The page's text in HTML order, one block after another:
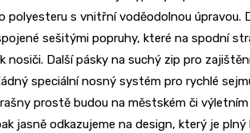
polyesteru s vnitřní voděodolnou úpravou.
sešitými popruhy, které na spodní
Další pásky na suchý zip pro
speciální nosný systém pro rychlé
prostě budou na městském či
jasně odkazujeme na design, který je